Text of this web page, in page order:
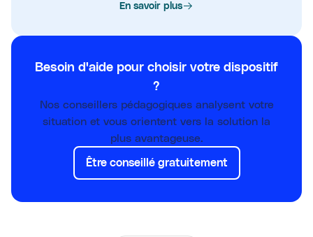
En savoir plus
Besoin d'aide pour choisir votre dispositif
?
Nos conseillers pédagogiques analysent votre
situation et vous orientent vers la solution la
plus avantageuse.
Être conseillé gratuitement